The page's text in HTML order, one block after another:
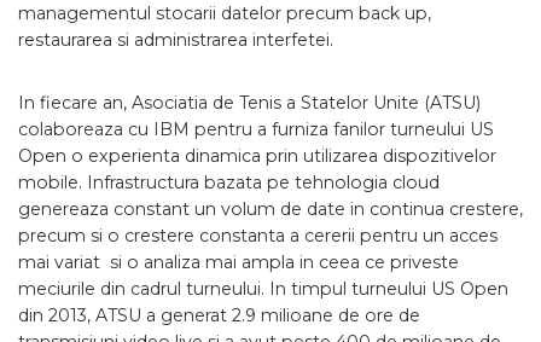
managementul stocarii datelor precum back up,
restaurarea si administrarea interfetei.
In fiecare an, Asociatia de Tenis a Statelor Unite (ATSU)
colaboreaza cu IBM pentru a furniza fanilor turneului US
Open o experienta dinamica prin utilizarea dispozitivelor
mobile. Infrastructura bazata pe tehnologia cloud
genereaza constant un volum de date in continua crestere,
precum si o crestere constanta a cererii pentru un acces
mai variat si o analiza mai ampla in ceea ce priveste
meciurile din cadrul turneului. In timpul turneului US Open
din 2013, ATSU a generat 2.9 milioane de ore de